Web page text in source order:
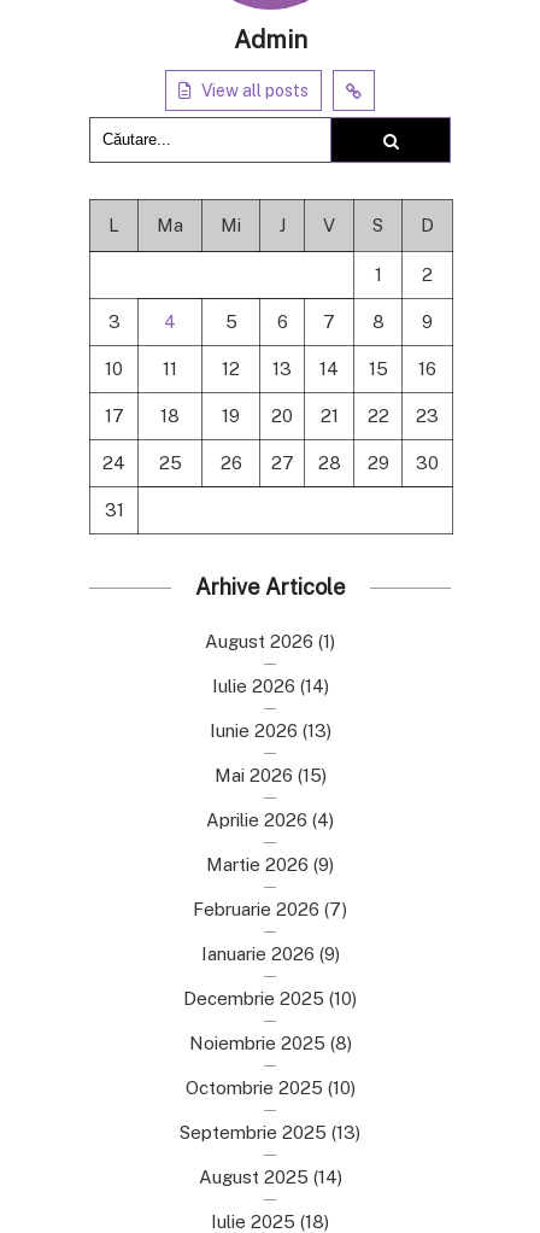
Admin
View all posts
L Ma Mi J V S D
1 2
3 4 5 6 7 8 9
10 11 12 13 14 15 16
17 18 19 20 21 22 23
24 25 26 27 28 29 30
31
Arhive Articole
August 2026 (1)
Iulie 2026 (14)
Iunie 2026 (13)
Mai 2026 (15)
Aprilie 2026 (4)
Martie 2026 (9)
Februarie 2026 (7)
Ianuarie 2026 (9)
Decembrie 2025 (10)
Noiembrie 2025 (8)
Octombrie 2025 (10)
Septembrie 2025 (13)
August 2025 (14)
Iulie 2025 (18)